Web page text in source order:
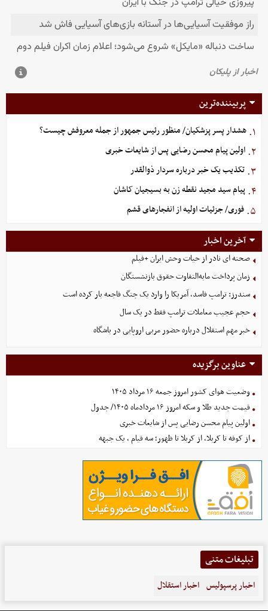
پربیننده‌ترین
۱. هشدار پسر پزشکیان/ منظور رئیس جمهور از جمله معروفش چیست؟
۲. اولین پیام محسن رضایی پس از شایعات خبری
۳. تکذیب یک خبر درباره سردار ذوالقدر
۴. پیام سید مجید نقطه زن به بسیجیان کاشان
۵. فوری/ جزئیات اولیه از انفجارهای قشم
آخرین اخبار
صحنه ای نادر از حیات وحش ایران +فیلم
زمان پرداخت مابه‌التفاوت حقوق بازنشستگان
سندرز: ترامپ فاسد، آمریکا را وارد یک جنگ فاجعه بار کرده است
حجم عجیب معاملات ترامپ فقط در یک سال
خبر مهم استقلال درباره حضور مربی اروپایی در باشگاه
عناوین برگزیده
وضعیت هوای کشور امروز جمعه ۱۶ مرداد ۱۴۰۵
قیمت جدید طلا و سکه امروز ۱۶ مردادماه ۱۴۰۵/ جدول
اولین پیام محسن رضایی پس از شایعات خبری
از کوفه تا کربلا، از کربلا تا ظهور؛ سه قیام ، یک جبهه
تبلیغات متنی
اخبار پرسپولیس اخبار استقلال